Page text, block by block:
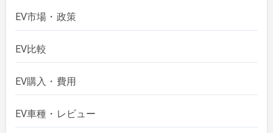
EV市場・政策
EV比較
EV購入・費用
EV車種・レビュー